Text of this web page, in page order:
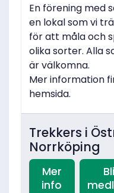
En förening med
en lokal som vi
för att måla och
olika sorter. Alla
är välkomna.
Mer information
hemsida.
Trekkers i
Norrköping
Mer
info
Bli